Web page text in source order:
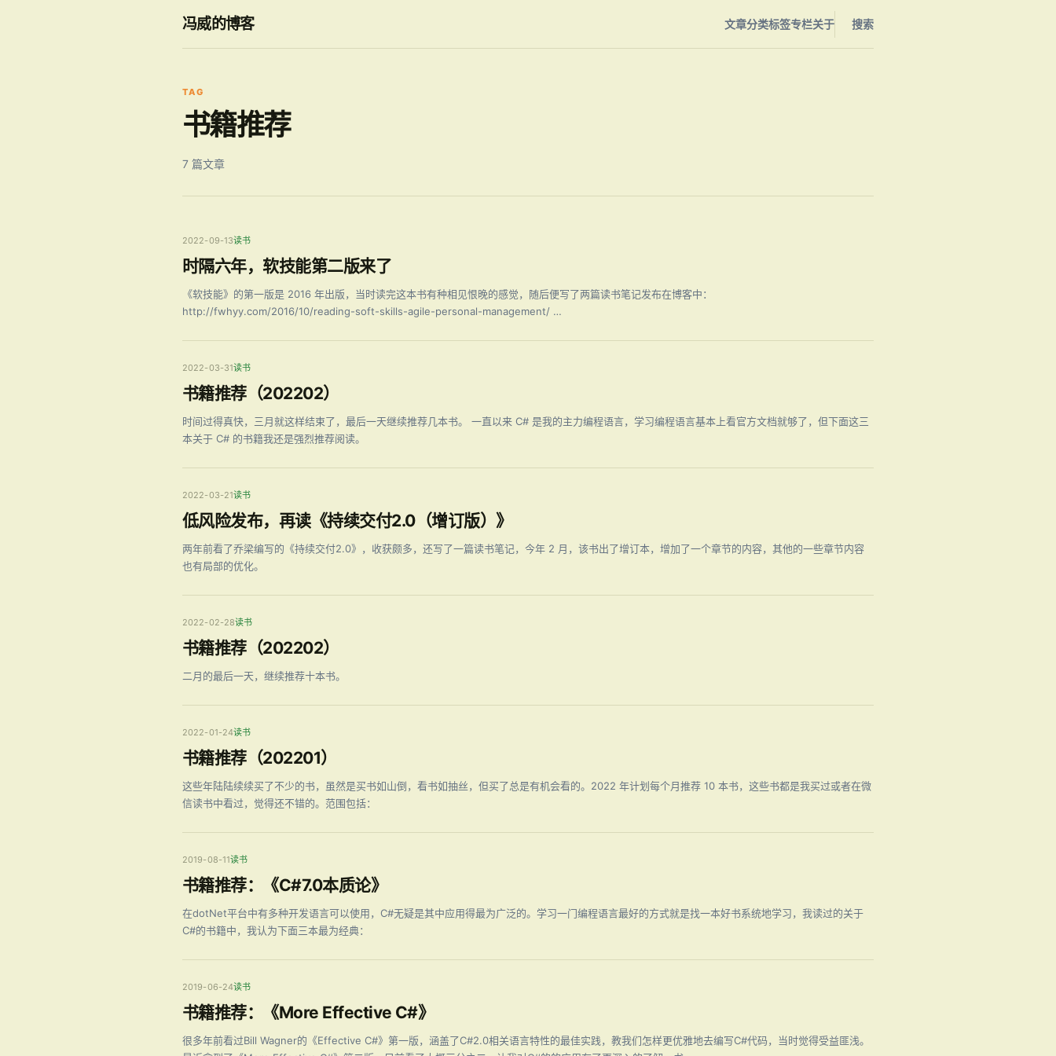
冯威的博客 文章分类标签专栏关于 搜索
TAG
书籍推荐
7 篇文章
2022-09-13读书
时隔六年，软技能第二版来了
《软技能》的第一版是 2016 年出版，当时读完这本书有种相见恨晚的感觉，随后便写了两篇读书笔记发布在博客中：
http://fwhyy.com/2016/10/reading-soft-skills-agile-personal-management/ …
2022-03-31读书
书籍推荐（202202）
时间过得真快，三月就这样结束了，最后一天继续推荐几本书。 一直以来 C# 是我的主力编程语言，学习编程语言基本上看官方文档就够了，但下面这三
本关于 C# 的书籍我还是强烈推荐阅读。
2022-03-21读书
低风险发布，再读《持续交付2.0（增订版）》
两年前看了乔梁编写的《持续交付2.0》，收获颇多，还写了一篇读书笔记，今年 2 月，该书出了增订本，增加了一个章节的内容，其他的一些章节内容
也有局部的优化。
2022-02-28读书
书籍推荐（202202）
二月的最后一天，继续推荐十本书。
2022-01-24读书
书籍推荐（202201）
这些年陆陆续续买了不少的书，虽然是买书如山倒，看书如抽丝，但买了总是有机会看的。2022 年计划每个月推荐 10 本书，这些书都是我买过或者在微
信读书中看过，觉得还不错的。范围包括：
2019-08-11读书
书籍推荐：《C#7.0本质论》
在dotNet平台中有多种开发语言可以使用，C#无疑是其中应用得最为广泛的。学习一门编程语言最好的方式就是找一本好书系统地学习，我读过的关于
C#的书籍中，我认为下面三本最为经典：
2019-06-24读书
书籍推荐：《More Effective C#》
很多年前看过Bill Wagner的《Effective C#》第一版，涵盖了C#2.0相关语言特性的最佳实践，教我们怎样更优雅地去编写C#代码，当时觉得受益匪浅。